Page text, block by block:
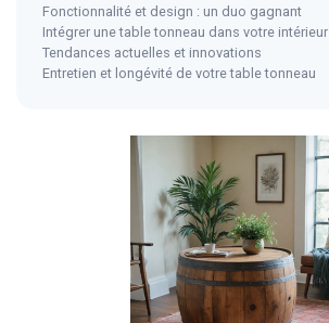
Fonctionnalité et design : un duo gagnant
Intégrer une table tonneau dans votre intérieur
Tendances actuelles et innovations
Entretien et longévité de votre table tonneau